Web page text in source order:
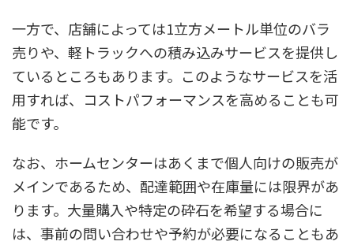
一方で、店舗によっては1立方メートル単位のバラ
売りや、軽トラックへの積み込みサービスを提供し
ているところもあります。このようなサービスを活
用すれば、コストパフォーマンスを高めることも可
能です。
なお、ホームセンターはあくまで個人向けの販売が
メインであるため、配達範囲や在庫量には限界があ
ります。大量購入や特定の砕石を希望する場合に
は、事前の問い合わせや予約が必要になることもあ